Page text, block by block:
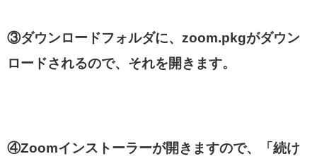
③ダウンロードフォルダに、zoom.pkgがダウン
ロードされるので、それを開きます。
④Zoomインストーラーが開きますので、「 続け